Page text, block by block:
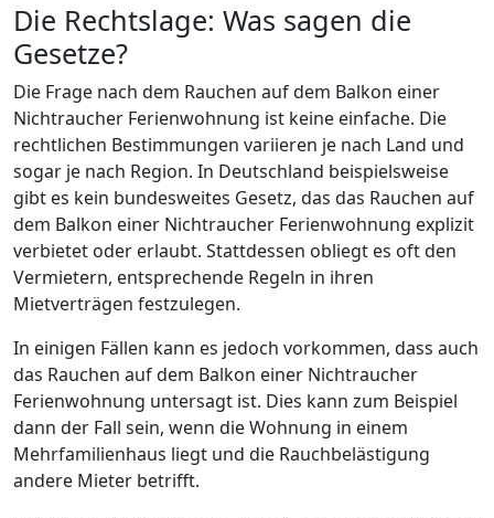
Die Rechtslage: Was sagen die
Gesetze?
Die Frage nach dem Rauchen auf dem Balkon einer
Nichtraucher Ferienwohnung ist keine einfache. Die
rechtlichen Bestimmungen variieren je nach Land und
sogar je nach Region. In Deutschland beispielsweise
gibt es kein bundesweites Gesetz, das das Rauchen auf
dem Balkon einer Nichtraucher Ferienwohnung explizit
verbietet oder erlaubt. Stattdessen obliegt es oft den
Vermietern, entsprechende Regeln in ihren
Mietverträgen festzulegen.
In einigen Fällen kann es jedoch vorkommen, dass auch
das Rauchen auf dem Balkon einer Nichtraucher
Ferienwohnung untersagt ist. Dies kann zum Beispiel
dann der Fall sein, wenn die Wohnung in einem
Mehrfamilienhaus liegt und die Rauchbelästigung
andere Mieter betrifft.